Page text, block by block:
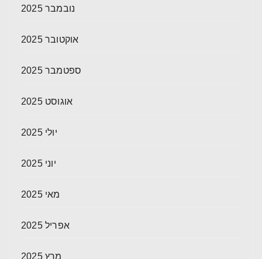
נובמבר 2025
אוקטובר 2025
ספטמבר 2025
אוגוסט 2025
יולי 2025
יוני 2025
מאי 2025
אפריל 2025
מרץ 2025